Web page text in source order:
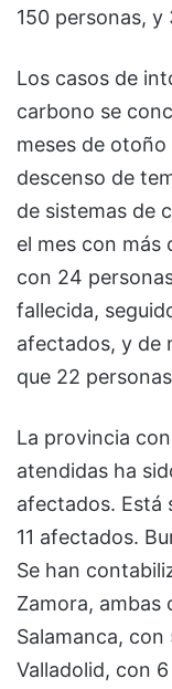
150 personas,
Los casos de
carbono se
meses de
descenso de
de sistemas de
el mes con más
con 24
fallecida,
afectados, y de
que 22
La provincia
atendidas ha
afectados. Está
11 afectados.
Se han
Zamora, ambas
Salamanca,
Valladolid, con